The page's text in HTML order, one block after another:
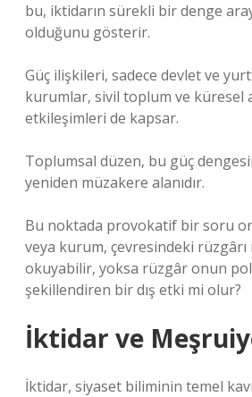
bu, iktidarın sürekli bir denge
olduğunu gösterir.
Güç ilişkileri, sadece devlet ve
kurumlar, sivil toplum ve küresel
etkileşimleri de kapsar.
Toplumsal düzen, bu güç
yeniden müzakere alanıdır.
Bu noktada provokatif bir soru
veya kurum, çevresindeki
okuyabilir, yoksa rüzgâr onun
şekillendiren bir dış etki mi olur?
İktidar ve
İktidar, siyaset biliminin temel